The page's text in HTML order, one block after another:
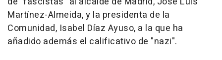
Martínez-Almeida, y la presidenta de la
Comunidad, Isabel Díaz Ayuso, a la que ha
añadido además el calificativo de "nazi".